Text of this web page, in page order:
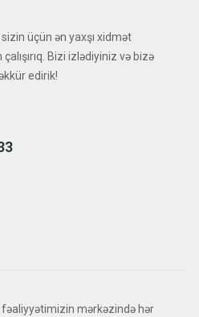
üçün ən yaxşı xidmət
Bizi izlədiyiniz və bizə
edirik!
mərkəzində hər